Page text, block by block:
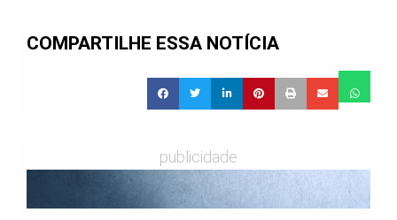
COMPARTILHE ESSA NOTÍCIA
publicidade